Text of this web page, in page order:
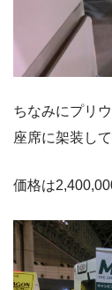
ちなみにプリ
座席に架装し
価格は